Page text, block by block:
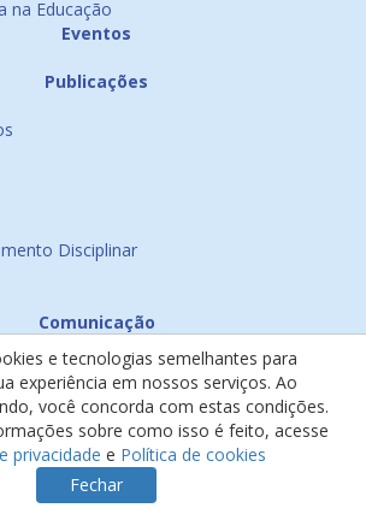
na Educação
Eventos
Publicações
Disciplinar
Comunicação
e tecnologias semelhantes para
experiência em nossos serviços. Ao
você concorda com estas condições.
sobre como isso é feito, acesse
privacidade e Política de cookies
Fechar